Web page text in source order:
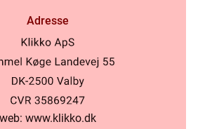
Adresse
web: www.klikko.dk